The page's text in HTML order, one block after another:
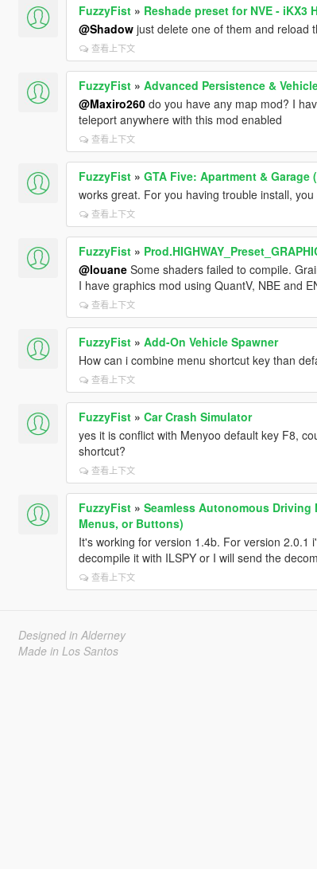
FuzzyFist» Reshade preset for NVE - iKX3
@Shadowjust delete one of them and reload
查看上下文
FuzzyFist» Advanced Persistence &
@Maxiro260do you have any map mod? I
teleport anywhere with this mod enabled
查看上下文
FuzzyFist» GTA Five: Apartment & Garage
works great. For you having trouble install,
查看上下文
FuzzyFist»
@louaneSome shaders failed to compile.
I have graphics mod using QuantV, NBE and
查看上下文
FuzzyFist» Add-On Vehicle Spawner
How can i combine menu shortcut key than
查看上下文
FuzzyFist» Car Crash Simulator
yes it is conflict with Menyoo default key F8,
shortcut?
查看上下文
FuzzyFist» Seamless Autonomous Driving
Menus, or Buttons)
It's working for version 1.4b. For version 2.0.1
decompile it with ILSPY or I will send the
查看上下文
Designed in Alderney
Made in Los Santos